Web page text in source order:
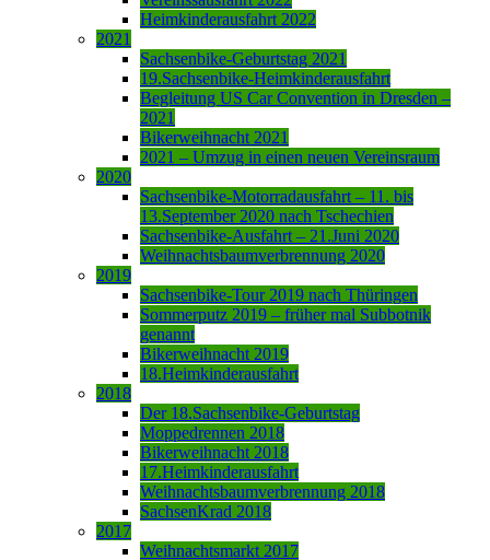
Heimkinderausfahrt 2022
2021
Sachsenbike-Geburtstag 2021
19.Sachsenbike-Heimkinderausfahrt
Begleitung US Car Convention in Dresden –
2021
Bikerweihnacht 2021
2021 – Umzug in einen neuen Vereinsraum
2020
Sachsenbike-Motorradausfahrt – 11. bis
13.September 2020 nach Tschechien
Sachsenbike-Ausfahrt – 21.Juni 2020
Weihnachtsbaumverbrennung 2020
2019
Sachsenbike-Tour 2019 nach Thüringen
Sommerputz 2019 – früher mal Subbotnik
genannt
Bikerweihnacht 2019
18.Heimkinderausfahrt
2018
Der 18.Sachsenbike-Geburtstag
Moppedrennen 2018
Bikerweihnacht 2018
17.Heimkinderausfahrt
Weihnachtsbaumverbrennung 2018
SachsenKrad 2018
2017
Weihnachtsmarkt 2017